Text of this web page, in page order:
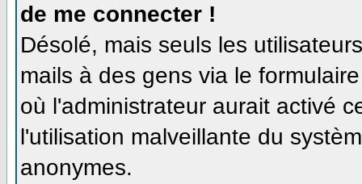
de me connecter !
Désolé, mais seuls les
mails à des gens via le
où l'administrateur aurait activé
l'utilisation malveillante du
anonymes.